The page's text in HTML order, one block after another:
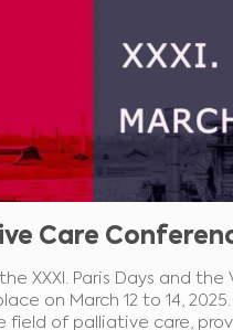
Care
XXXI. Paris Days and the
on March 12 to 14,
field of palliative care,